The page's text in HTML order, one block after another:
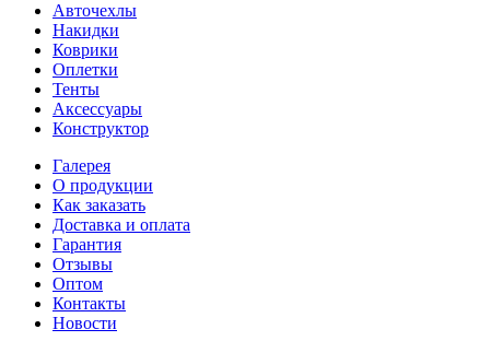
Авточехлы
Накидки
Коврики
Оплетки
Тенты
Аксессуары
Конструктор
Галерея
О продукции
Как заказать
Доставка и оплата
Гарантия
Отзывы
Оптом
Контакты
Новости